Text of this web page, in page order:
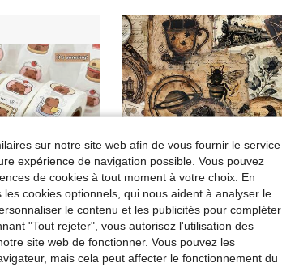
500 pièces Rouleau d'autocollants mignons de capybara DIY pour scrapbooking, autocollants adhésifs décoratifs pour emballage cadeau et fournitures de journalisation, fournitures scolaires
sur notre site web afin de vous fournir le service
expérience de navigation possible. Vous pouvez
de cookies à tout moment à votre choix. En
cookies optionnels, qui nous aident à analyser le
le contenu et les publicités pour compléter
"Tout rejeter", vous autorisez l'utilisation des
site web de fonctionner. Vous pouvez les
mais cela peut affecter le fonctionnement du